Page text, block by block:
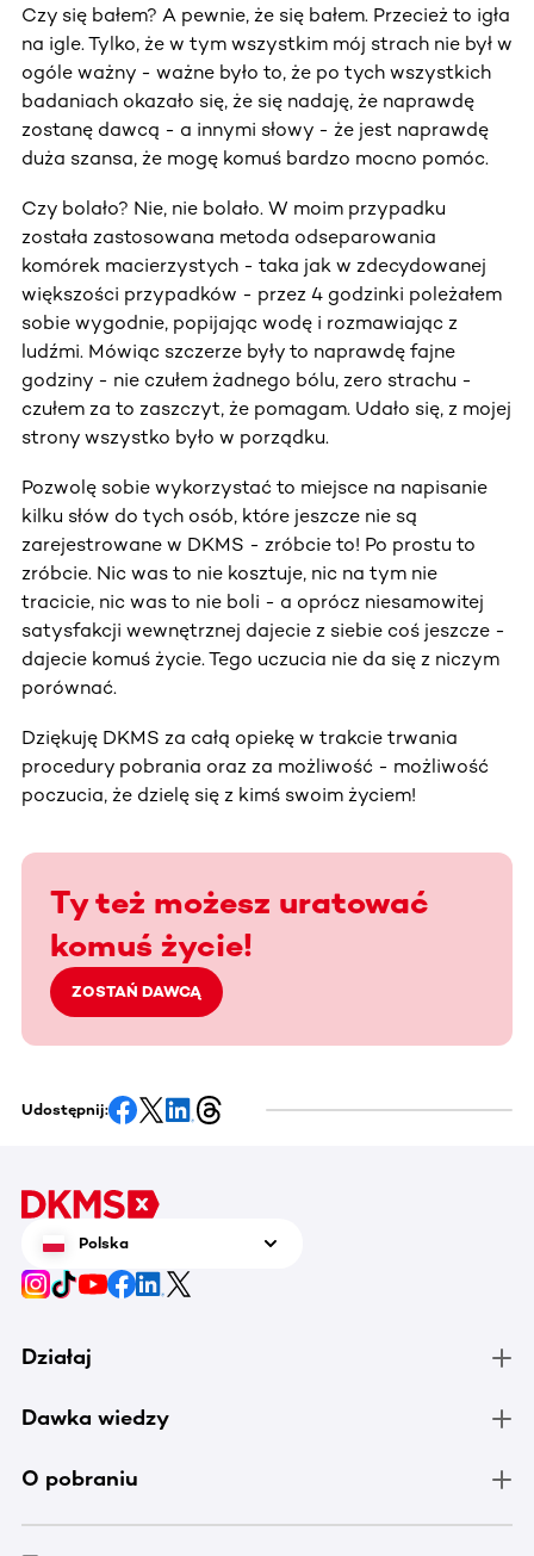
Czy się bałem? A pewnie, że się bałem. Przecież to igła
na igle. Tylko, że w tym wszystkim mój strach nie był w
ogóle ważny - ważne było to, że po tych wszystkich
badaniach okazało się, że się nadaję, że naprawdę
zostanę dawcą - a innymi słowy - że jest naprawdę
duża szansa, że mogę komuś bardzo mocno pomóc.
Czy bolało? Nie, nie bolało. W moim przypadku
została zastosowana metoda odseparowania
komórek macierzystych - taka jak w zdecydowanej
większości przypadków - przez 4 godzinki poleżałem
sobie wygodnie, popijając wodę i rozmawiając z
ludźmi. Mówiąc szczerze były to naprawdę fajne
godziny - nie czułem żadnego bólu, zero strachu -
czułem za to zaszczyt, że pomagam. Udało się, z mojej
strony wszystko było w porządku.
Pozwolę sobie wykorzystać to miejsce na napisanie
kilku słów do tych osób, które jeszcze nie są
zarejestrowane w DKMS - zróbcie to! Po prostu to
zróbcie. Nic was to nie kosztuje, nic na tym nie
tracicie, nic was to nie boli - a oprócz niesamowitej
satysfakcji wewnętrznej dajecie z siebie coś jeszcze -
dajecie komuś życie. Tego uczucia nie da się z niczym
porównać.
Dziękuję DKMS za całą opiekę w trakcie trwania
procedury pobrania oraz za możliwość - możliwość
poczucia, że dzielę się z kimś swoim życiem!
Ty też możesz uratować
komuś życie!
ZOSTAŃ DAWCĄ
Udostępnij:
Polska
Działaj
Dawka wiedzy
O pobraniu